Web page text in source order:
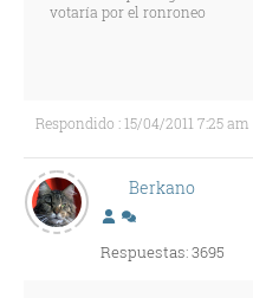
votaría por el ronroneo
Respondido : 15/04/2011 7:25 am
Berkano
Respuestas: 3695